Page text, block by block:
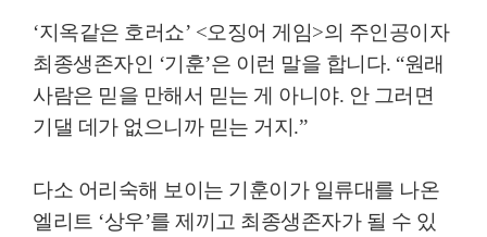
‘지옥같은 호러쇼’ <오징어 게임>의 주인공이자
최종생존자인 ‘기훈’은 이런 말을 합니다. “원래
사람은 믿을 만해서 믿는 게 아니야. 안 그러면
기댈 데가 없으니까 믿는 거지.”
다소 어리숙해 보이는 기훈이가 일류대를 나온
엘리트 ‘상우’를 제끼고 최종생존자가 될 수 있